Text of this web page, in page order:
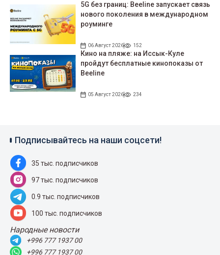
5G без границ: Beeline запускает связь
нового поколения в международном
роуминге
06 Август 2026 152
Кино на пляже: на Иссык-Куле
пройдут беcплатные кинопоказы от
Beeline
05 Август 2026 234
Подписывайтесь на наши соцсети!
35 тыс. подписчиков
97 тыс. подписчиков
0.9 тыс. подписчиков
100 тыс. подписчиков
Народные новости
+996 777 1937 00
+996 777 1937 00